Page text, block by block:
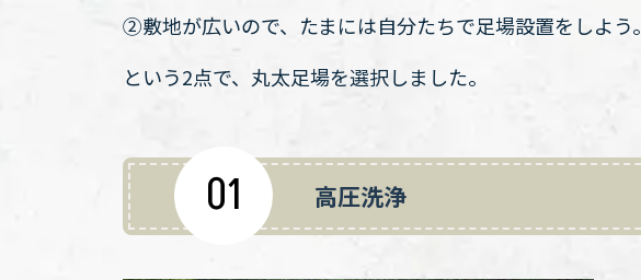
②敷地が広いので、たまには自分たちで足場設置をしよう。
という2点で、丸太足場を選択しました。
01 高圧洗浄